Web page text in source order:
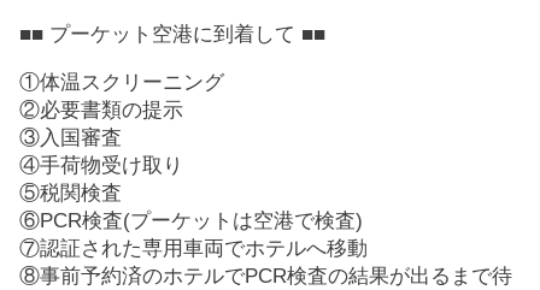
■■ プーケット空港に到着して ■■
①体温スクリーニング
②必要書類の提示
③入国審査
④手荷物受け取り
⑤税関検査
⑥PCR検査(プーケットは空港で検査)
⑦認証された専用車両でホテルへ移動
⑧事前予約済のホテルでPCR検査の結果が出るまで待